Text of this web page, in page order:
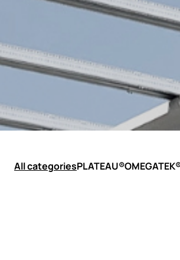
All categoriesPLATEAU®